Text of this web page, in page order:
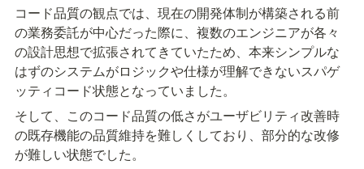
コード品質の観点では、現在の開発体制が構築される前
の業務委託が中心だった際に、複数のエンジニアが各々
の設計思想で拡張されてきていたため、本来シンプルな
はずのシステムがロジックや仕様が理解できないスパゲ
ッティコード状態となっていました。
そして、このコード品質の低さがユーザビリティ改善時
の既存機能の品質維持を難しくしており、部分的な改修
が難しい状態でした。